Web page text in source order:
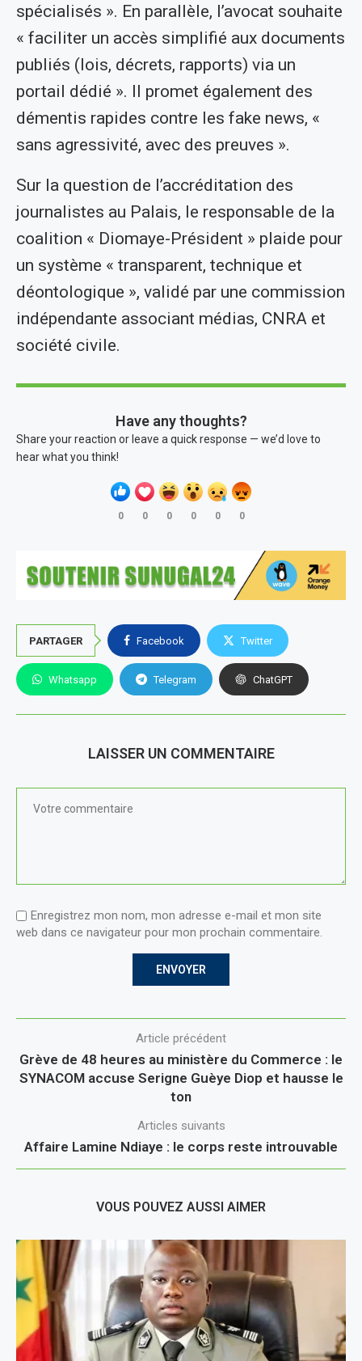
spécialisés ». En parallèle, l’avocat souhaite
« faciliter un accès simplifié aux documents
publiés (lois, décrets, rapports) via un
portail dédié ». Il promet également des
démentis rapides contre les fake news, «
sans agressivité, avec des preuves ».
Sur la question de l’accréditation des
journalistes au Palais, le responsable de la
coalition « Diomaye-Président » plaide pour
un système « transparent, technique et
déontologique », validé par une commission
indépendante associant médias, CNRA et
société civile.
Have any thoughts?
Share your reaction or leave a quick response — we’d love to
hear what you think!
0 0 0 0 0 0
PARTAGER Facebook Twitter
Whatsapp Telegram ChatGPT
LAISSER UN COMMENTAIRE
Enregistrez mon nom, mon adresse e-mail et mon site
web dans ce navigateur pour mon prochain commentaire.
Article précédent
Grève de 48 heures au ministère du Commerce : le
SYNACOM accuse Serigne Guèye Diop et hausse le
ton
Articles suivants
Affaire Lamine Ndiaye : le corps reste introuvable
VOUS POUVEZ AUSSI AIMER